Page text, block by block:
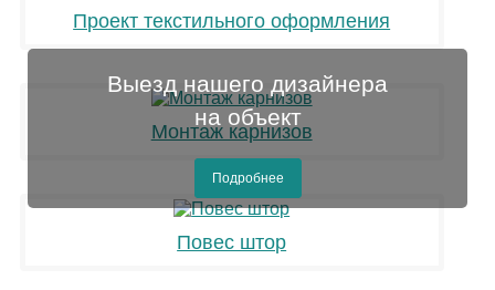
Выезд нашего дизайнера
на объект
Подробнее
Проект текстильного оформления
Монтаж карнизов
Повес штор